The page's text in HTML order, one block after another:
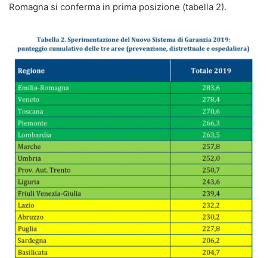
Romagna si conferma in prima posizione (tabella 2).